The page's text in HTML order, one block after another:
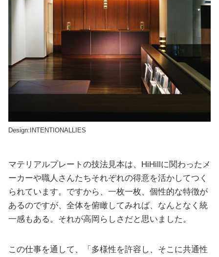
Design:INTENTIONALLIES
マテリアルプレートの技法見本は、HiHillに関わったメ
ーカーや職人さんたちそれぞれの得意を活かしてつく
られています。ですから、一枚一枚、個性的な特徴が
あるのですが、全体を俯瞰してみれば、なんとなく統
一感もある。それが高岡らしさだと思いました。
この仕事を通して、「多様性を許容し、そこに共通性